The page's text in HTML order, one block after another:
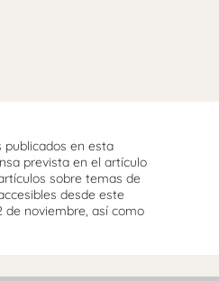
en esta
prevista en el artículo
sobre temas de
desde este
de noviembre, así como